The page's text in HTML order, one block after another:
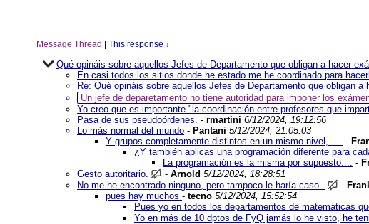
Message Thread This response ↓
Qué opináis sobre aquellos Jefes de Departamento que obligan a hacer
En casi todos los sitios donde he estado me he coordinado para
Re: Qué opináis sobre aquellos Jefes de Departamento que obligan a
Un jefe de deparetamento no tiene autoridad para imponer los
Yo creo que es importante "la coordinación entre profesores que
Pasa de sus pseudoórdenes. - rmartini 6/12/2024, 19:12:56
Lo más normal del mundo - Pantani 5/12/2024, 21:05:03
Y grupos completamente distintos en un mismo nivel,..... -
¿Y también aplicas una programación diferente para
La programación es la misma por supuesto.... -
Gesto autoritario.
- Arnold 5/12/2024, 18:28:51
No me he encontrado ninguno, pero tampoco le haría caso.
-
pues hay muchos - tecno 5/12/2024, 15:52:54
Pues yo en todos los departamentos de matemáticas
Yo en más de 10 dptos de FyQ jamás lo he visto, he